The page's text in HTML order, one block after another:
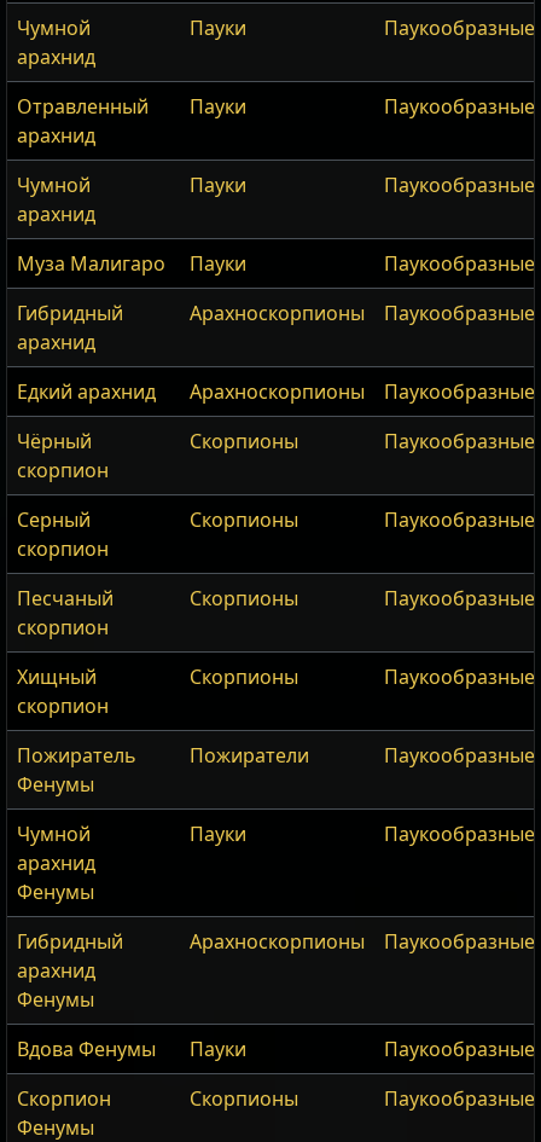
Чумной
арахнид
Пауки Паукообразные
Отравленный
арахнид
Пауки Паукообразные
Чумной
арахнид
Пауки Паукообразные
Муза Малигаро Пауки
Паукообразные
Гибридный
арахнид
Арахноскорпионы Паукообразные
Едкий арахнид Арахноскорпионы
Паукообразные
Чёрный
скорпион
Скорпионы Паукообразные
Серный
скорпион
Скорпионы Паукообразные
Песчаный
скорпион
Скорпионы Паукообразные
Хищный
скорпион
Скорпионы Паукообразные
Пожиратель
Фенумы
Пожиратели Паукообразные
Чумной
арахнид
Фенумы
Пауки Паукообразные
Гибридный
арахнид
Фенумы
Арахноскорпионы Паукообразные
Вдова Фенумы Пауки
Паукообразные
Скорпион
Фенумы
Скорпионы Паукообразные